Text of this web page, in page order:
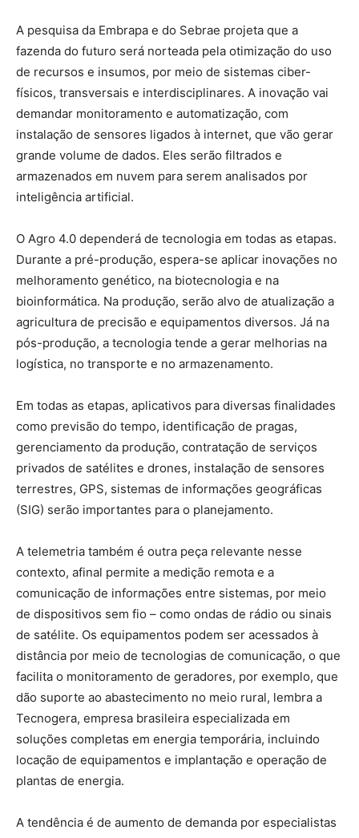
A pesquisa da Embrapa e do Sebrae projeta que a
fazenda do futuro será norteada pela otimização do uso
de recursos e insumos, por meio de sistemas ciber-
físicos, transversais e interdisciplinares. A inovação vai
demandar monitoramento e automatização, com
instalação de sensores ligados à internet, que vão gerar
grande volume de dados. Eles serão filtrados e
armazenados em nuvem para serem analisados por
inteligência artificial.
O Agro 4.0 dependerá de tecnologia em todas as etapas.
Durante a pré-produção, espera-se aplicar inovações no
melhoramento genético, na biotecnologia e na
bioinformática. Na produção, serão alvo de atualização a
agricultura de precisão e equipamentos diversos. Já na
pós-produção, a tecnologia tende a gerar melhorias na
logística, no transporte e no armazenamento.
Em todas as etapas, aplicativos para diversas finalidades
como previsão do tempo, identificação de pragas,
gerenciamento da produção, contratação de serviços
privados de satélites e drones, instalação de sensores
terrestres, GPS, sistemas de informações geográficas
(SIG) serão importantes para o planejamento.
A telemetria também é outra peça relevante nesse
contexto, afinal permite a medição remota e a
comunicação de informações entre sistemas, por meio
de dispositivos sem fio – como ondas de rádio ou sinais
de satélite. Os equipamentos podem ser acessados à
distância por meio de tecnologias de comunicação, o que
facilita o monitoramento de geradores, por exemplo, que
dão suporte ao abastecimento no meio rural, lembra a
Tecnogera, empresa brasileira especializada em
soluções completas em energia temporária, incluindo
locação de equipamentos e implantação e operação de
plantas de energia.
A tendência é de aumento de demanda por especialistas